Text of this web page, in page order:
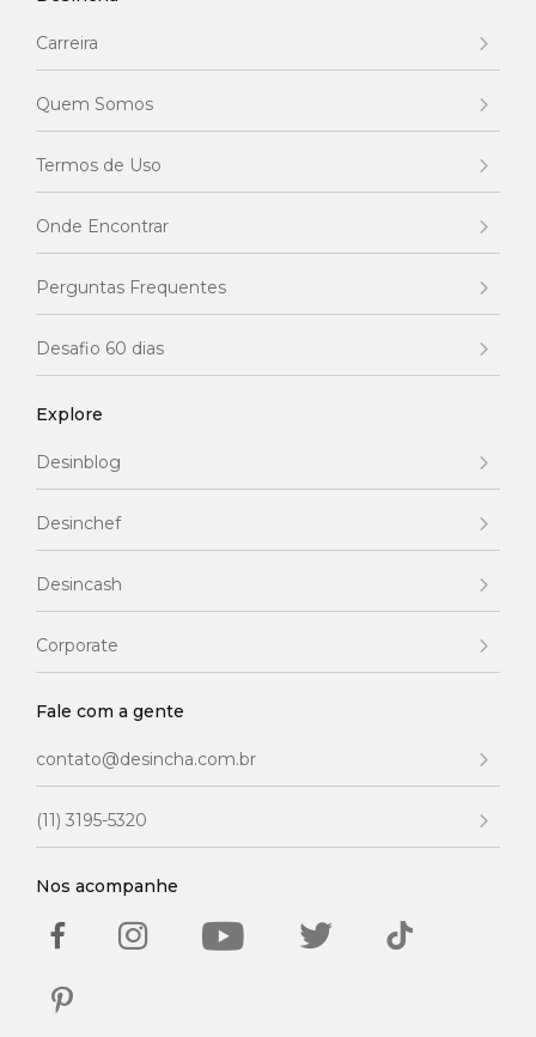
Carreira
Quem Somos
Termos de Uso
Onde Encontrar
Perguntas Frequentes
Desafio 60 dias
Explore
Desinblog
Desinchef
Desincash
Corporate
Fale com a gente
contato@desincha.com.br
(11) 3195-5320
Nos acompanhe